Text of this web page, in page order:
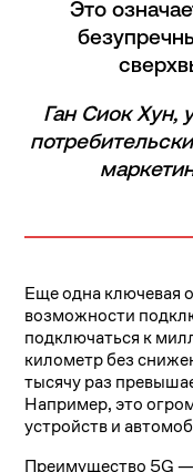
Это
Ган Сиок Хун,
Еще одна ключевая
возможности
подключаться к
километр без
тысячу раз
Например, это
устройств и
Преимущество 5G